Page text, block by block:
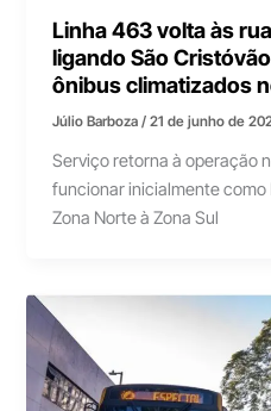
Linha 463 volta às
ligando São
ônibus climatizados
Júlio Barboza/21 de junho de
Serviço retorna à operação
funcionar inicialmente como
Zona Norte à Zona Sul